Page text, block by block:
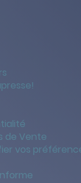
de Vente
vos